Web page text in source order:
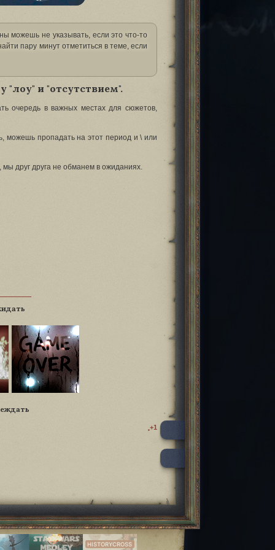
можешь не указывать, если это что-то
пару минут отметиться в теме, если
и "отсутствием".
очередь в важных местах для сюжетов,
пропадать на этот период и \ или
друг друга не обманем в ожиданиях.
+1